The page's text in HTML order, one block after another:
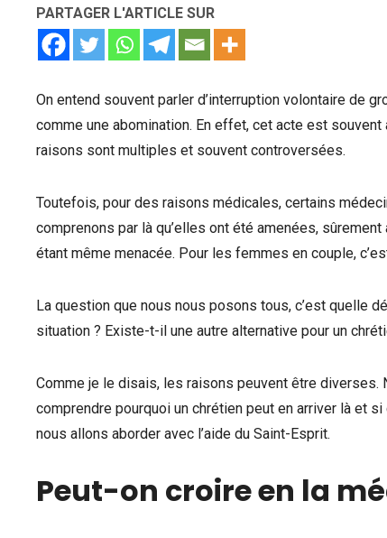
PARTAGER L'ARTICLE SUR
On entend souvent parler d’interruption volontaire de
comme une abomination. En effet, cet acte est
raisons sont multiples et souvent controversées.
Toutefois, pour des raisons médicales, certains
comprenons par là qu’elles ont été amenées,
étant même menacée. Pour les femmes en couple,
La question que nous nous posons tous, c’est quelle
situation ? Existe-t-il une autre alternative pour un
Comme je le disais, les raisons peuvent être
comprendre pourquoi un chrétien peut en arriver là et
nous allons aborder avec l’aide du Saint-Esprit.
Peut-on croire en la